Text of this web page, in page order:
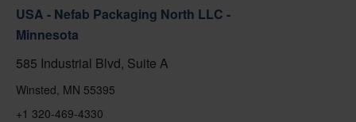
USA - Nefab Packaging North LLC -
Minnesota
585 Industrial Blvd, Suite A
Winsted, MN 55395
+1 320-469-4330